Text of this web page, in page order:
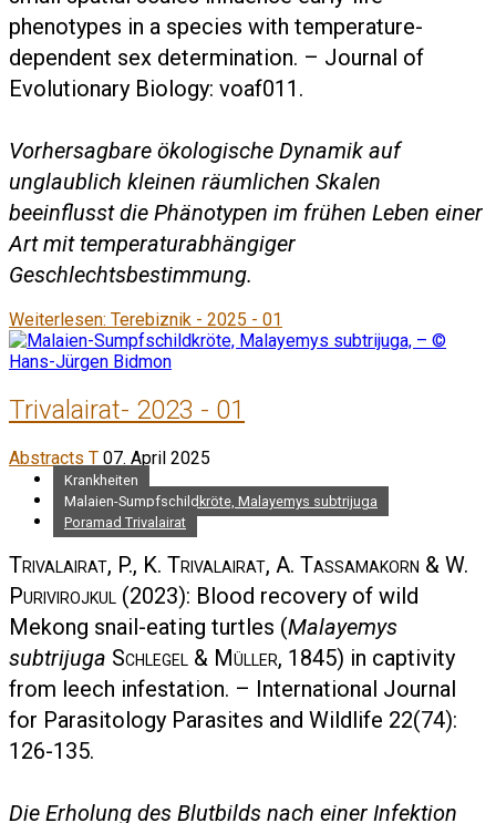
phenotypes in a species with temperature-
dependent sex determination. – Journal of
Evolutionary Biology: voaf011.
Vorhersagbare ökologische Dynamik auf
unglaublich kleinen räumlichen Skalen
beeinflusst die Phänotypen im frühen Leben einer
Art mit temperaturabhängiger
Geschlechtsbestimmung.
Weiterlesen: Terebiznik - 2025 - 01
Trivalairat- 2023 - 01
Abstracts T 07. April 2025
Krankheiten
Malaien-Sumpfschildkröte, Malayemys subtrijuga
Poramad Trivalairat
Trivalairat, P., K. Trivalairat, A. Tassamakorn & W.
Purivirojkul (2023): Blood recovery of wild
Mekong snail-eating turtles (Malayemys
subtrijuga Schlegel & Müller, 1845) in captivity
from leech infestation. – International Journal
for Parasitology Parasites and Wildlife 22(74):
126-135.
Die Erholung des Blutbilds nach einer Infektion